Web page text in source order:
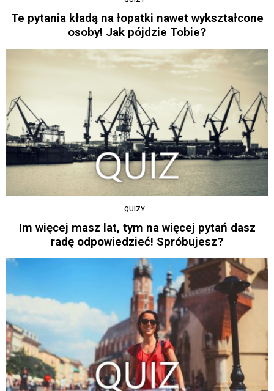
Te pytania kładą na łopatki nawet wykształcone
osoby! Jak pójdzie Tobie?
QUIZY
Im więcej masz lat, tym na więcej pytań dasz
radę odpowiedzieć! Spróbujesz?